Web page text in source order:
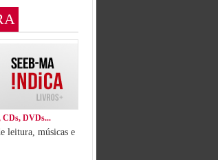
DVDs...
leitura, músicas e